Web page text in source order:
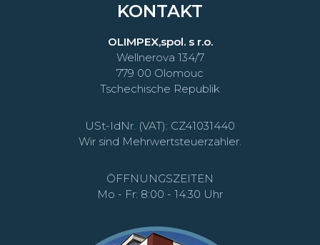
KONTAKT
OLIMPEX,spol. s r.o.
Wellnerova 134/7
779 00 Olomouc
Tschechische Republik
USt-IdNr. (VAT): CZ41031440
Wir sind Mehrwertsteuerzahler.
ÖFFNUNGSZEITEN
Mo - Fr: 8:00 - 14:30 Uhr